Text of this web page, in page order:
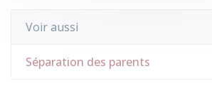
Voir aussi
Séparation des parents